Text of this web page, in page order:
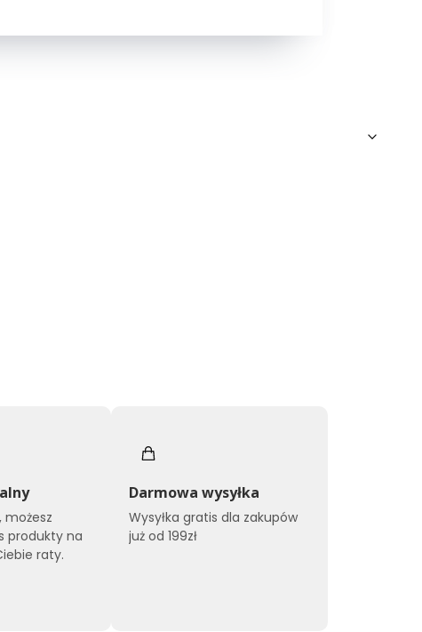
możesz
produkty na
raty.
Darmowa wysyłka
Wysyłka gratis dla zakupów
już od 199zł